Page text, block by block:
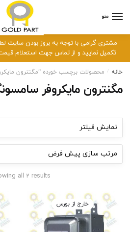
منو
مشتری گرامی با توجه به بروز بودن سایت
تکمیل نمایید و از تماس جهت استعلام
خانه / محصولات برچسب خورده “مگنترون
مگنترون مایکروفر
نمایش فیلتر
all 2 results
خارج از بورس